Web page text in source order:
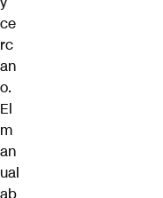
ce
rc
an
o.
El
m
an
ual